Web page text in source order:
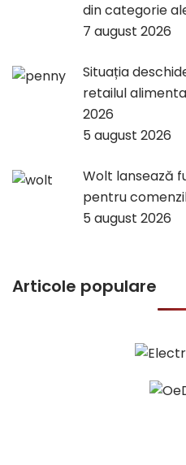
din categorie
7 august 2026
Situația
retailul
2026
5 august 2026
Wolt lansează
pentru
5 august 2026
Articole populare